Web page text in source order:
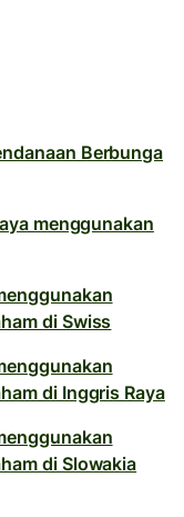
Berbunga
menggunakan
di Swiss
di Inggris Raya
di Slowakia